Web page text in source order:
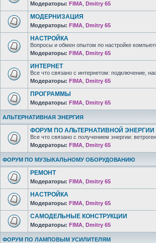
Модераторы: FIMA Dmitry 65
МОДЕРНИЗАЦИЯ
Модераторы: FIMA Dmitry 65
НАСТРОЙКА
Вопросы и обмен опытом по настройке
Модераторы: FIMA Dmitry 65
ИНТЕРНЕТ
Все что связано с интернетом: подключение,
Модераторы: FIMA Dmitry 65
ПРОГРАММЫ
Модераторы: FIMA Dmitry 65
АЛЬТЕРНАТИВНАЯ ЭНЕРГИЯ
ФОРУМ ПО АЛЬТЕРНАТИВНОЙ ЭНЕРГИИ
Все что связано с получением энергии:
Модераторы: FIMA Dmitry 65
ФОРУМ ПО МУЗЫКАЛЬНОМУ ОБОРУДОВАНИЮ
РЕМОНТ
Модераторы: FIMA Dmitry 65
НАСТРОЙКА
Модераторы: FIMA Dmitry 65
САМОДЕЛЬНЫЕ КОНСТРУКЦИИ
Модераторы: FIMA Dmitry 65
ФОРУМ ПО ЛАМПОВЫМ УСИЛИТЕЛЯМ